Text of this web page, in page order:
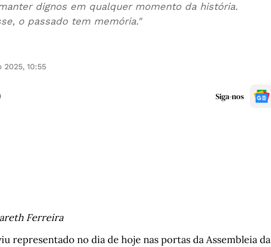
dignos em qualquer momento da história.
o passado tem memória."
2025, 10:55
Siga-nos
Ferreira
representado no dia de hoje nas portas da Assembleia da